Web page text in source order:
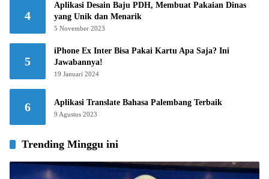
4
Aplikasi Desain Baju PDH, Membuat Pakaian Dinas
yang Unik dan Menarik
5 November 2023
5
iPhone Ex Inter Bisa Pakai Kartu Apa Saja? Ini
Jawabannya!
19 Januari 2024
6 Aplikasi Translate Bahasa Palembang Terbaik
9 Agustus 2023
Trending Minggu ini